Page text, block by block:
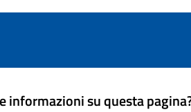
informazioni su questa